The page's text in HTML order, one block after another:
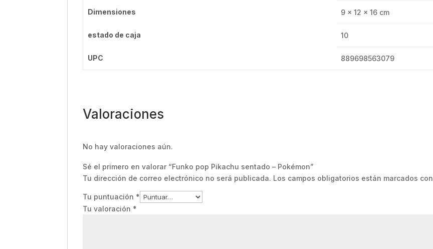
Dimensiones 9 × 12 × 16 cm
estado de caja 10
UPC 889698563079
Valoraciones
No hay valoraciones aún.
Sé el primero en valorar “Funko pop Pikachu sentado – Pokémon”
Tu dirección de correo electrónico no será publicada. Los campos obligatorios están marcados con
Tu puntuación *
Tu valoración *